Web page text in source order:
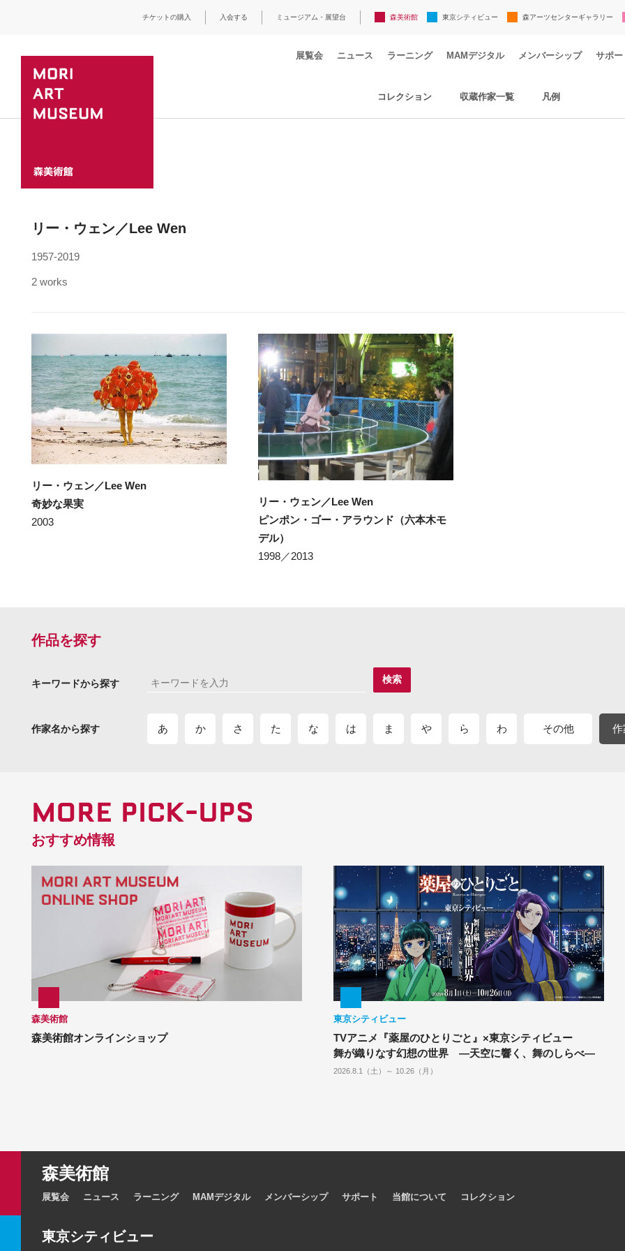
チケットの購入 入会する ミュージアム・展望台 森美術館 東京シティビュー 森アーツセンターギャラリー
展覧会 ニュース ラーニング MAMデジタル メンバーシップ サポー
コレクション 収蔵作家一覧 凡例
リー・ウェン／Lee Wen
1957-2019
2 works
リー・ウェン／Lee Wen
奇妙な果実
2003
リー・ウェン／Lee Wen
ピンポン・ゴー・アラウンド（六本木モ
デル）
1998／2013
作品を探す
キーワードから探す 検索
作家名から探す あ か さ た な は ま や ら わ その他 作
MORE PICK-UPS
おすすめ情報
森美術館
森美術館オンラインショップ
東京シティビュー
TVアニメ『薬屋のひとりごと』×東京シティビュー
舞が織りなす幻想の世界 ―天空に響く、舞のしらべ―
2026.8.1（土）～ 10.26（月）
森美術館
展覧会 ニュース ラーニング MAMデジタル メンバーシップ サポート 当館について コレクション
東京シティビュー